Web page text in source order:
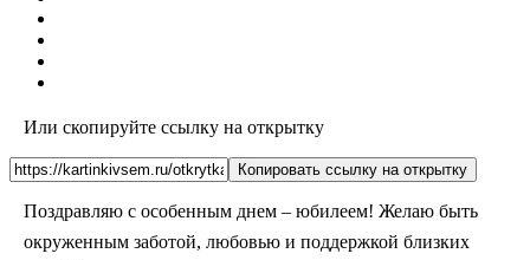
Или скопируйте ссылку на открытку
Копировать ссылку на открытку
Поздравляю с особенным днем – юбилеем! Желаю быть
окруженным заботой, любовью и поддержкой близких